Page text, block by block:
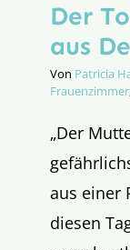
Der
aus
Von Patricia
Frauenzimmer
„Der
aus einer
diesen